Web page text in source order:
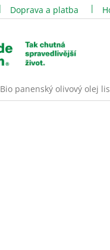
Doprava a platba
Bio panenský olivový olej